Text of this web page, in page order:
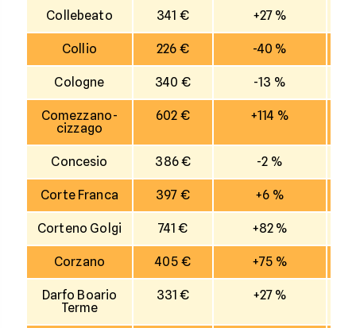
Collebeato 341 € +27 %
Collio 226 € -40 %
Cologne 340 € -13 %
Comezzano-
cizzago
602 € +114 %
Concesio 386 € -2 %
Corte Franca 397 € +6 %
Corteno Golgi 741 € +82 %
Corzano 405 € +75 %
Darfo Boario
Terme
331 € +27 %